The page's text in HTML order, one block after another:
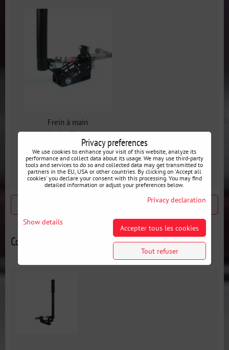
Frein à main
hydraulique
démontable avec
cylindre V2
Produit suivant
Contributions alternatives
Privacy preferences
We use cookies to enhance your visit of this website, analyze its
performance and collect data about its usage. We may use third-party
tools and services to do so and collected data may get transmitted to
partners in the EU, USA or other countries. By clicking on 'Accept all
cookies' you declare your consent with this processing. You may find
detailed information or adjust your preferences below.
Privacy declaration
Show details
Accepter tous les cookies
Tout refuser